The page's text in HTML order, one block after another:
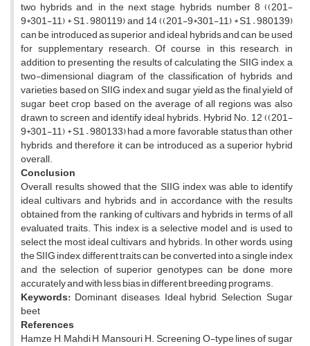
two hybrids and, in the next stage, hybrids number 8 ((201-
9*301-11) * S1 – 980119) and 14 ((201-9*301-11) * S1 – 980139)
can be introduced as superior and ideal hybrids and can be used
for supplementary research. Of course, in this research, in
addition to presenting the results of calculating the SIIG index, a
two-dimensional diagram of the classification of hybrids and
varieties based on SIIG index and sugar yield as the final yield of
sugar beet crop based on the average of all regions was also
drawn to screen and identify ideal hybrids. Hybrid No. 12 ((201-
9*301-11) * S1 – 980133) had a more favorable status than other
hybrids, and therefore it can be introduced as a superior hybrid
overall.
Conclusion
Overall, results showed that the SIIG index was able to identify
ideal cultivars and hybrids and in accordance with the results
obtained from the ranking of cultivars and hybrids in terms of all
evaluated traits. This index is a selective model and is used to
select the most ideal cultivars and hybrids. In other words, using
the SIIG index, different traits can be converted into a single index
and the selection of superior genotypes can be done more
accurately and with less bias in different breeding programs.
Keywords: Dominant diseases, Ideal hybrid, Selection, Sugar
beet
References
Hamze H, Mahdi H, Mansouri H. Screening O-type lines of sugar